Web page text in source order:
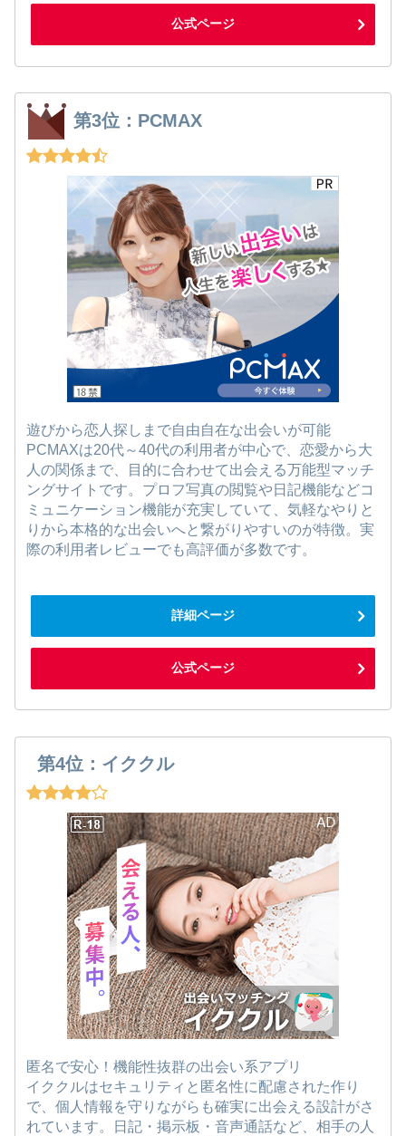
公式ページ
第3位：PCMAX
遊びから恋人探しまで自由自在な出会いが可能
PCMAXは20代～40代の利用者が中心で、恋愛から大
人の関係まで、目的に合わせて出会える万能型マッチ
ングサイトです。プロフ写真の閲覧や日記機能などコ
ミュニケーション機能が充実していて、気軽なやりと
りから本格的な出会いへと繋がりやすいのが特徴。実
際の利用者レビューでも高評価が多数です。
詳細ページ
公式ページ
第4位：イククル
匿名で安心！機能性抜群の出会い系アプリ
イククルはセキュリティと匿名性に配慮された作り
で、個人情報を守りながらも確実に出会える設計がさ
れています。日記・掲示板・音声通話など、相手の人